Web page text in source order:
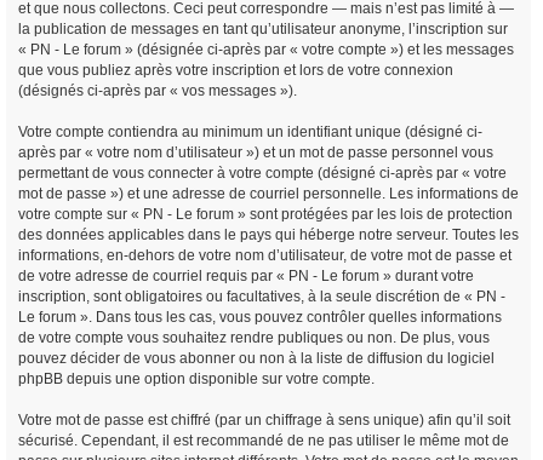
et que nous collectons. Ceci peut correspondre — mais n’est pas limité à —
la publication de messages en tant qu’utilisateur anonyme, l’inscription sur
« PN - Le forum » (désignée ci-après par « votre compte ») et les messages
que vous publiez après votre inscription et lors de votre connexion
(désignés ci-après par « vos messages »).
Votre compte contiendra au minimum un identifiant unique (désigné ci-
après par « votre nom d’utilisateur ») et un mot de passe personnel vous
permettant de vous connecter à votre compte (désigné ci-après par « votre
mot de passe ») et une adresse de courriel personnelle. Les informations de
votre compte sur « PN - Le forum » sont protégées par les lois de protection
des données applicables dans le pays qui héberge notre serveur. Toutes les
informations, en-dehors de votre nom d’utilisateur, de votre mot de passe et
de votre adresse de courriel requis par « PN - Le forum » durant votre
inscription, sont obligatoires ou facultatives, à la seule discrétion de « PN -
Le forum ». Dans tous les cas, vous pouvez contrôler quelles informations
de votre compte vous souhaitez rendre publiques ou non. De plus, vous
pouvez décider de vous abonner ou non à la liste de diffusion du logiciel
phpBB depuis une option disponible sur votre compte.
Votre mot de passe est chiffré (par un chiffrage à sens unique) afin qu’il soit
sécurisé. Cependant, il est recommandé de ne pas utiliser le même mot de